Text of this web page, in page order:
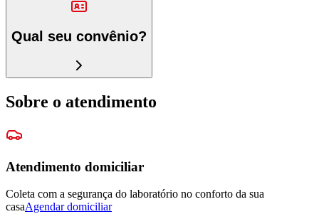
Qual seu convênio?
Sobre o atendimento
Atendimento domiciliar
Coleta com a segurança do laboratório no conforto da sua
casaAgendar domiciliar